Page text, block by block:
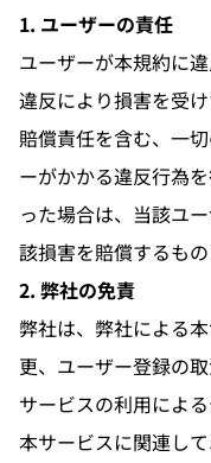
1. ユーザーの責任
ユーザーが本規約に
違反により損害を受
賠償責任を含む、一
ーがかかる違反行為
った場合は、当該ユ
該損害を賠償するもの
2. 弊社の免責
弊社は、弊社による
更、ユーザー登録の
サービスの利用によ
本サービスに関連し